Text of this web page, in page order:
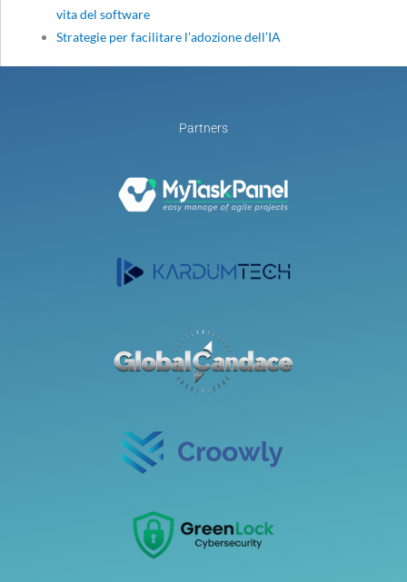
vita del software
Strategie per facilitare l’adozione dell’IA
Partners